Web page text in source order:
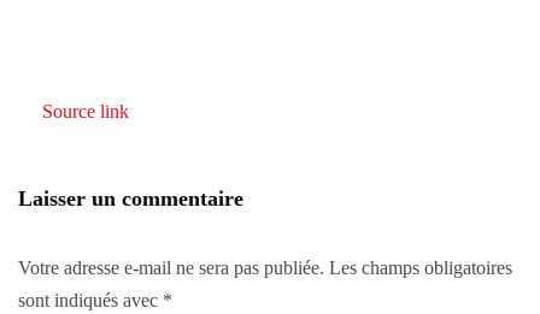
Source link
Laisser un commentaire
Votre adresse e-mail ne sera pas publiée. Les champs obligatoires
sont indiqués avec *